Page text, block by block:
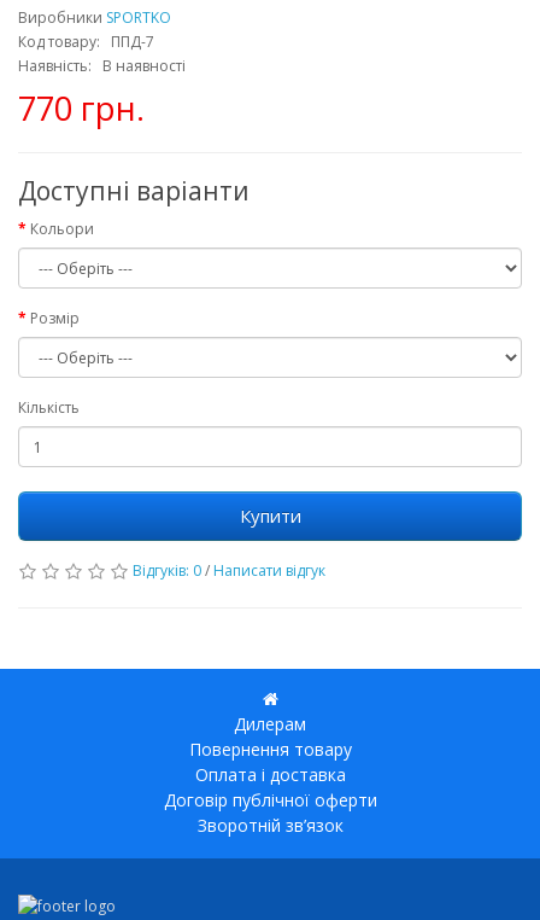
Виробники SPORTKO
Код товару: ППД-7
Наявність: В наявності
770 грн.
Доступні варіанти
Кольори
Розмір
Кількість
Купити
Відгуків: 0/ Написати відгук
Дилерам
Повернення товару
Оплата і доставка
Договір публічної оферти
Зворотній зв’язок